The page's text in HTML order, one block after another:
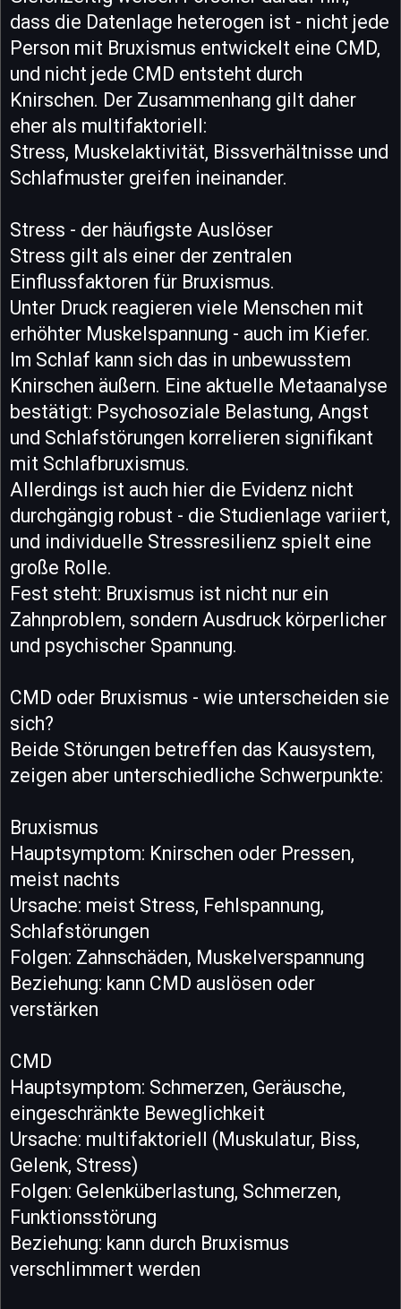
dass die Datenlage heterogen ist - nicht jede
Person mit Bruxismus entwickelt eine CMD,
und nicht jede CMD entsteht durch
Knirschen. Der Zusammenhang gilt daher
eher als multifaktoriell:
Stress, Muskelaktivität, Bissverhältnisse und
Schlafmuster greifen ineinander.
Stress - der häufigste Auslöser
Stress gilt als einer der zentralen
Einflussfaktoren für Bruxismus.
Unter Druck reagieren viele Menschen mit
erhöhter Muskelspannung - auch im Kiefer.
Im Schlaf kann sich das in unbewusstem
Knirschen äußern. Eine aktuelle Metaanalyse
bestätigt: Psychosoziale Belastung, Angst
und Schlafstörungen korrelieren signifikant
mit Schlafbruxismus.
Allerdings ist auch hier die Evidenz nicht
durchgängig robust - die Studienlage variiert,
und individuelle Stressresilienz spielt eine
große Rolle.
Fest steht: Bruxismus ist nicht nur ein
Zahnproblem, sondern Ausdruck körperlicher
und psychischer Spannung.
CMD oder Bruxismus - wie unterscheiden sie
sich?
Beide Störungen betreffen das Kausystem,
zeigen aber unterschiedliche Schwerpunkte:
Bruxismus
Hauptsymptom: Knirschen oder Pressen,
meist nachts
Ursache: meist Stress, Fehlspannung,
Schlafstörungen
Folgen: Zahnschäden, Muskelverspannung
Beziehung: kann CMD auslösen oder
verstärken
CMD
Hauptsymptom: Schmerzen, Geräusche,
eingeschränkte Beweglichkeit
Ursache: multifaktoriell (Muskulatur, Biss,
Gelenk, Stress)
Folgen: Gelenküberlastung, Schmerzen,
Funktionsstörung
Beziehung: kann durch Bruxismus
verschlimmert werden